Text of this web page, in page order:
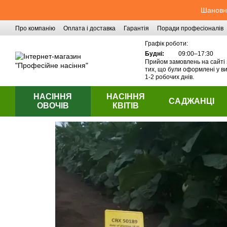
Про компанію Оплата і доставка Гарантія
Поради професіоналів
Графік роботи:
Будні:
09:00–17:30
Прийом замовлень на
тих, що були оформлені у
1-2 робочих днів.
НАСІННЯ
ОВОЧІВ
НАСІННЯ
КВІТІВ
САДЖАНЦІ